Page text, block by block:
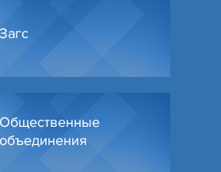
Загс
Общественные
объединения